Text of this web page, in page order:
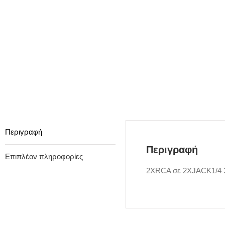
Περιγραφή
Επιπλέον πληροφορίες
Περιγραφή
2XRCA σε 2XJACK1/4